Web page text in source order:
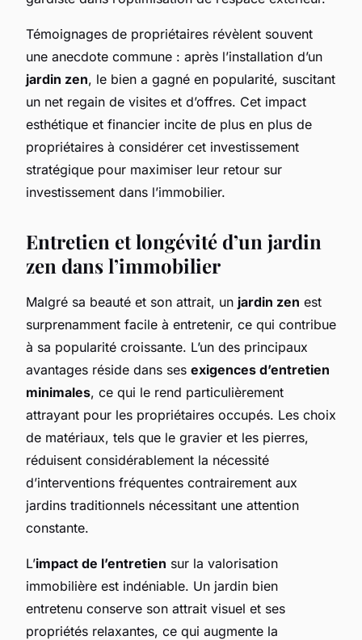
Témoignages de propriétaires révèlent souvent
une anecdote commune : après l’installation d’un
jardin zen, le bien a gagné en popularité, suscitant
un net regain de visites et d’offres. Cet impact
esthétique et financier incite de plus en plus de
propriétaires à considérer cet investissement
stratégique pour maximiser leur retour sur
investissement dans l’immobilier.
Entretien et longévité d’un jardin
zen dans l’immobilier
Malgré sa beauté et son attrait, un jardin zen est
surprenamment facile à entretenir, ce qui contribue
à sa popularité croissante. L’un des principaux
avantages réside dans ses exigences d’entretien
minimales, ce qui le rend particulièrement
attrayant pour les propriétaires occupés. Les choix
de matériaux, tels que le gravier et les pierres,
réduisent considérablement la nécessité
d’interventions fréquentes contrairement aux
jardins traditionnels nécessitant une attention
constante.
L’impact de l’entretien sur la valorisation
immobilière est indéniable. Un jardin bien
entretenu conserve son attrait visuel et ses
propriétés relaxantes, ce qui augmente la